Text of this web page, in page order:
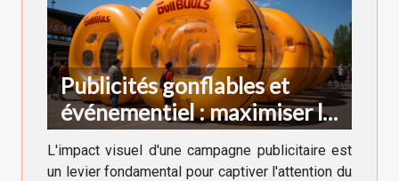
Publicités gonflables et
événementiel : maximiser la
visibilité
L'impact visuel d'une campagne publicitaire est
un levier fondamental pour captiver l'attention du